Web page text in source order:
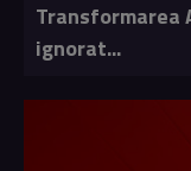
Transformarea
ignorat...